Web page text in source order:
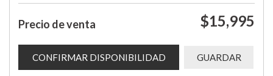
Precio de venta $15,995
CONFIRMAR DISPONIBILIDAD GUARDAR